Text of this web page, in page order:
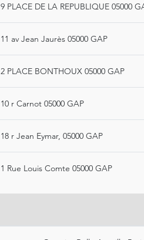
9 PLACE DE LA REPUBLIQUE 05000
11 av Jean Jaurès 05000 GAP
2 PLACE BONTHOUX 05000 GAP
10 r Carnot 05000 GAP
18 r Jean Eymar, 05000 GAP
1 Rue Louis Comte 05000 GAP